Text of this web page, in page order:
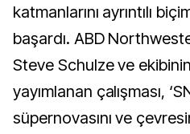
katmanlarını ayrıntılı
başardı. ABD
Steve Schulze ve
yayımlanan çalışması,
süpernovasını ve